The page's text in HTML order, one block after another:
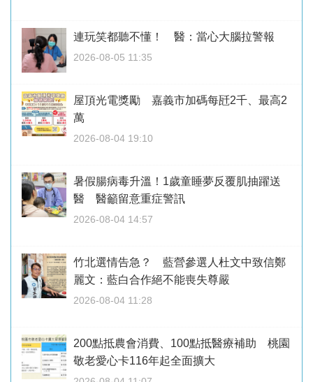
連玩笑都聽不懂！ 醫：當心大腦拉警報
2026-08-05 11:35
屋頂光電獎勵 嘉義市加碼每瓩2千、最高2
萬
2026-08-04 19:10
暑假腸病毒升溫！1歲童睡夢反覆肌抽躍送
醫 醫籲留意重症警訊
2026-08-04 14:57
竹北選情告急？ 藍營參選人杜文中致信鄭
麗文：藍白合作絕不能喪失尊嚴
2026-08-04 11:28
200點抵農會消費、100點抵醫療補助 桃園
敬老愛心卡116年起全面擴大